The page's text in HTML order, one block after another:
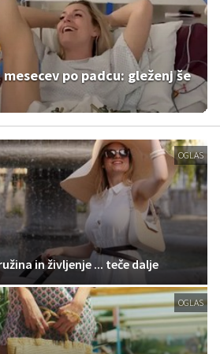
po padcu: gleženj še
OGLAS
in življenje ... teče dalje
OGLAS